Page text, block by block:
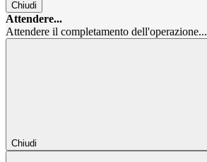
Chiudi
Attendere...
Attendere il completamento dell'operazione...
Chiudi